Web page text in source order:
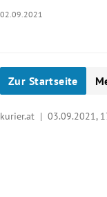
02.09.2021
Zur Startseite
kurier.at | 03.09.2021,